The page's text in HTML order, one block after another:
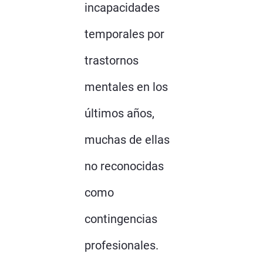
incapacidades
temporales por
trastornos
mentales en los
últimos años,
muchas de ellas
no reconocidas
como
contingencias
profesionales.